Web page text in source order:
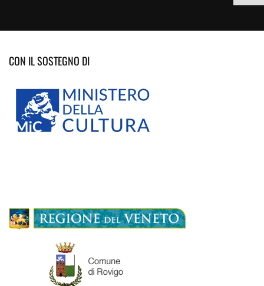
CON IL SOSTEGNO DI